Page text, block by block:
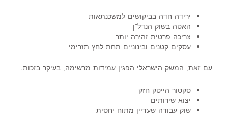
ירידה חדה בביקושים למשכנתאות
האטה בשוק הנדל"ן
צריכה פרטית זהירה יותר
עסקים קטנים ובינוניים תחת לחץ תזרימי
עם זאת, המשק הישראלי הפגיןעמידות מרשימה, בעיקר בזכות:
סקטור הייטק חזק
יצוא שירותים
שוק עבודה שעדיין מתוח יחסית